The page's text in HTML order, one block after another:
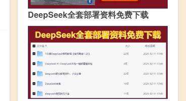
DeepSeek全套部署资料免费下载